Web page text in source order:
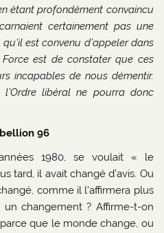
étant profondément convaincu
certainement pas une
est convenu d’appeler dans
est de constater que ces
incapables de nous démentir.
libéral ne pourra donc
96
1980, se voulait « le
tard, il avait changé d’avis. Ou
comme il l’affirmera plus
changement ? Affirme-t-on
que le monde change, ou